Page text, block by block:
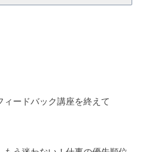
ィードバック講座を終えて